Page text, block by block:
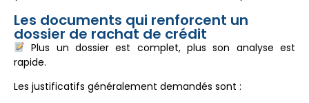
Les documents qui renforcent un
dossier de rachat de crédit
Plus un dossier est complet, plus son analyse est
rapide.
Les justificatifs généralement demandés sont :